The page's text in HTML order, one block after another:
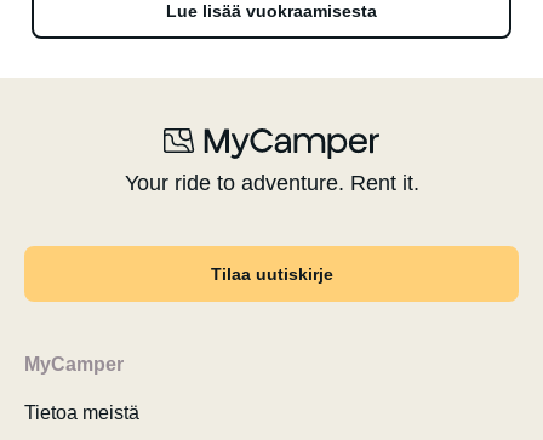
Lue lisää vuokraamisesta
Your ride to adventure. Rent it.
Tilaa uutiskirje
MyCamper
Tietoa meistä